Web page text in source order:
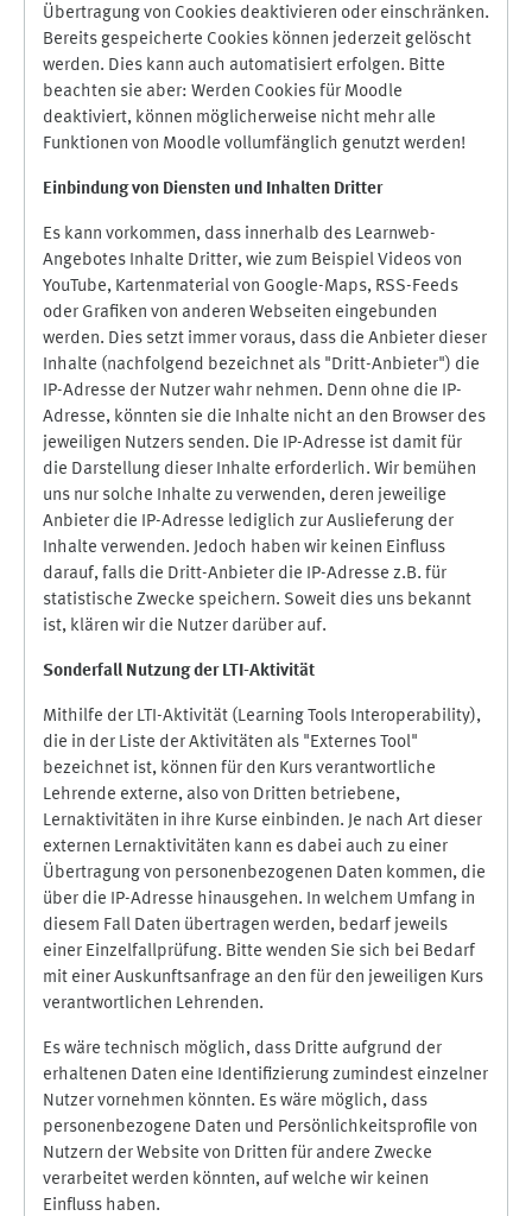
Übertragung von Cookies deaktivieren oder einschränken.
Bereits gespeicherte Cookies können jederzeit gelöscht
werden. Dies kann auch automatisiert erfolgen. Bitte
beachten sie aber: Werden Cookies für Moodle
deaktiviert, können möglicherweise nicht mehr alle
Funktionen von Moodle vollumfänglich genutzt werden!
Einbindung von Diensten und Inhalten Dritter
Es kann vorkommen, dass innerhalb des Learnweb-
Angebotes Inhalte Dritter, wie zum Beispiel Videos von
YouTube, Kartenmaterial von Google-Maps, RSS-Feeds
oder Grafiken von anderen Webseiten eingebunden
werden. Dies setzt immer voraus, dass die Anbieter dieser
Inhalte (nachfolgend bezeichnet als "Dritt-Anbieter") die
IP-Adresse der Nutzer wahr nehmen. Denn ohne die IP-
Adresse, könnten sie die Inhalte nicht an den Browser des
jeweiligen Nutzers senden. Die IP-Adresse ist damit für
die Darstellung dieser Inhalte erforderlich. Wir bemühen
uns nur solche Inhalte zu verwenden, deren jeweilige
Anbieter die IP-Adresse lediglich zur Auslieferung der
Inhalte verwenden. Jedoch haben wir keinen Einfluss
darauf, falls die Dritt-Anbieter die IP-Adresse z.B. für
statistische Zwecke speichern. Soweit dies uns bekannt
ist, klären wir die Nutzer darüber auf.
Sonderfall Nutzung der LTI-Aktivität
Mithilfe der LTI-Aktivität (Learning Tools Interoperability),
die in der Liste der Aktivitäten als "Externes Tool"
bezeichnet ist, können für den Kurs verantwortliche
Lehrende externe, also von Dritten betriebene,
Lernaktivitäten in ihre Kurse einbinden. Je nach Art dieser
externen Lernaktivitäten kann es dabei auch zu einer
Übertragung von personenbezogenen Daten kommen, die
über die IP-Adresse hinausgehen. In welchem Umfang in
diesem Fall Daten übertragen werden, bedarf jeweils
einer Einzelfallprüfung. Bitte wenden Sie sich bei Bedarf
mit einer Auskunftsanfrage an den für den jeweiligen Kurs
verantwortlichen Lehrenden.
Es wäre technisch möglich, dass Dritte aufgrund der
erhaltenen Daten eine Identifizierung zumindest einzelner
Nutzer vornehmen könnten. Es wäre möglich, dass
personenbezogene Daten und Persönlichkeitsprofile von
Nutzern der Website von Dritten für andere Zwecke
verarbeitet werden könnten, auf welche wir keinen
Einfluss haben.